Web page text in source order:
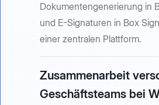
Dokumentengenerierung in
und E-Signaturen in Box
einer zentralen Plattform.
Zusammenarbeit
Geschäftsteams bei